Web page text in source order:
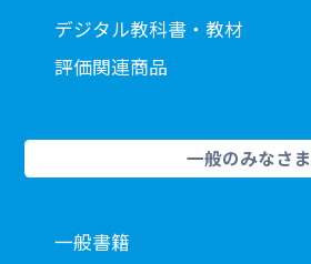
デジタル教科書・教材
評価関連商品
一般のみなさま
一般書籍